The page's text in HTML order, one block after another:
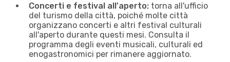
Concerti e festival all'aperto: torna all'ufficio
del turismo della città, poiché molte città
organizzano concerti e altri festival culturali
all'aperto durante questi mesi. Consulta il
programma degli eventi musicali, culturali ed
enogastronomici per rimanere aggiornato.